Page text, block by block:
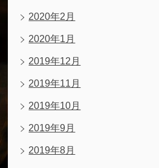
2020年2月
2020年1月
2019年12月
2019年11月
2019年10月
2019年9月
2019年8月